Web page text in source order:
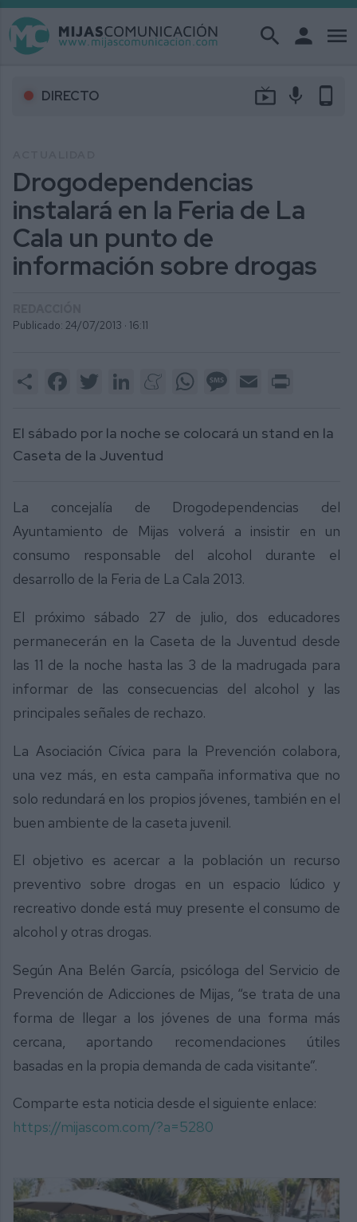
search person menu
DIRECTO live_tv mic phone_android
Drogodependencias
instalará en la Feria de La
Cala un punto de
información sobre drogas
Publicado: 24/07/2013 · 16:11
Share FacebookTwitter LinkedInMeneameWhatsAppMessage
Email
El sábado por la noche se colocará un stand en la
Caseta de la Juventud
La concejalía de Drogodependencias del
Ayuntamiento de Mijas volverá a insistir en un
consumo responsable del alcohol durante el
desarrollo de la Feria de La Cala 2013.
El próximo sábado 27 de julio, dos educadores
permanecerán en la Caseta de la Juventud desde
las 11 de la noche hasta las 3 de la madrugada para
informar de las consecuencias del alcohol y las
principales señales de rechazo.
La Asociación Cívica para la Prevención colabora,
una vez más, en esta campaña informativa que no
solo redundará en los propios jóvenes, también en el
buen ambiente de la caseta juvenil.
El objetivo es acercar a la población un recurso
preventivo sobre drogas en un espacio lúdico y
recreativo donde está muy presente el consumo de
alcohol y otras drogas.
Según Ana Belén García, psicóloga del Servicio de
Prevención de Adicciones de Mijas, “se trata de una
forma de llegar a los jóvenes de una forma más
cercana, aportando recomendaciones útiles
basadas en la propia demanda de cada visitante”.
Comparte esta noticia desde el siguiente enlace:
https://mijascom.com/?a=5280